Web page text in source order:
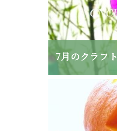
7月のクラフト